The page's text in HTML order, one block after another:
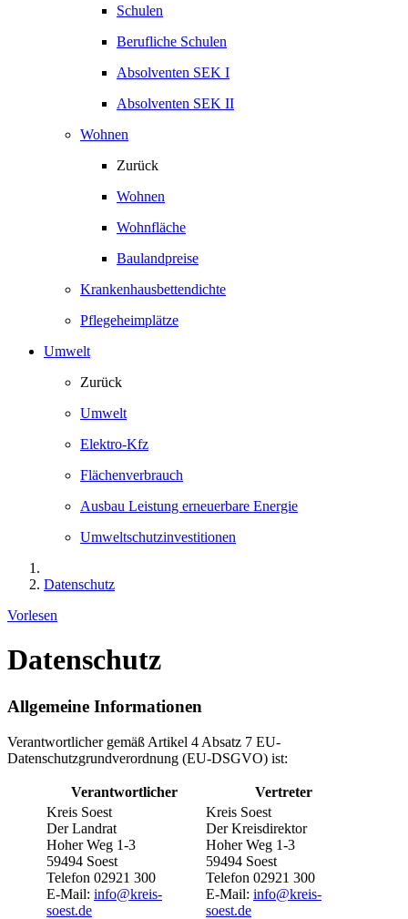
Schulen
Berufliche Schulen
Absolventen SEK I
Absolventen SEK II
Wohnen
Zurück
Wohnen
Wohnfläche
Baulandpreise
Krankenhausbettendichte
Pflegeheimplätze
Umwelt
Zurück
Umwelt
Elektro-Kfz
Flächenverbrauch
Ausbau Leistung erneuerbare Energie
Umweltschutzinvestitionen
Datenschutz
Vorlesen
Datenschutz
Allgemeine Informationen
Verantwortlicher gemäß Artikel 4 Absatz 7 EU-
Datenschutzgrundverordnung (EU-DSGVO) ist:
Verantwortlicher
Vertreter
Kreis Soest
Der Landrat
Hoher Weg 1-3
59494 Soest
Telefon 02921 300
E-Mail: info@​kreis-
soest.de
Kreis Soest
Der Kreisdirektor
Hoher Weg 1-3
59494 Soest
Telefon 02921 300
E-Mail: info@​kreis-
soest.de